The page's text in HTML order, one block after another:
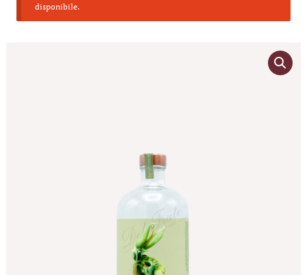
disponibile.